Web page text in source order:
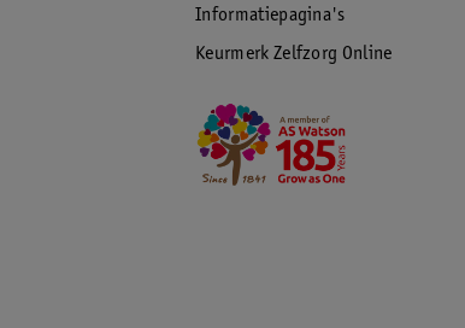
Informatiepagina's
Keurmerk Zelfzorg Online